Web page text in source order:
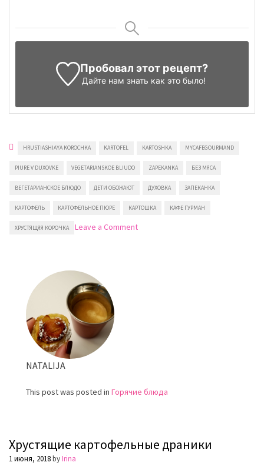
Пробовал этот рецепт?
Дайте нам знать как это было!
HRUSTIASHIAYA KOROCHKA KARTOFEL KARTOSHKA MYCAFEGOURMAND
PIURE V DUXOVKE VEGETARIANSKOE BLIUDO ZAPEKANKA БЕЗ МЯСА
ВЕГЕТАРИАНСКОЕ БЛЮДО ДЕТИ ОБОЖАЮТ ДУХОВКА ЗАПЕКАНКА
КАРТОФЕЛЬ КАРТОФЕЛЬНОЕ ПЮРЕ КАРТОШКА КАФЕ ГУРМАН
ХРУСТЯЩЯЯ КОРОЧКА Leave a Commenton
NATALIJA
This post was posted in Горячие блюда
Хрустящие картофельные драники
1 июня, 2018byIrina